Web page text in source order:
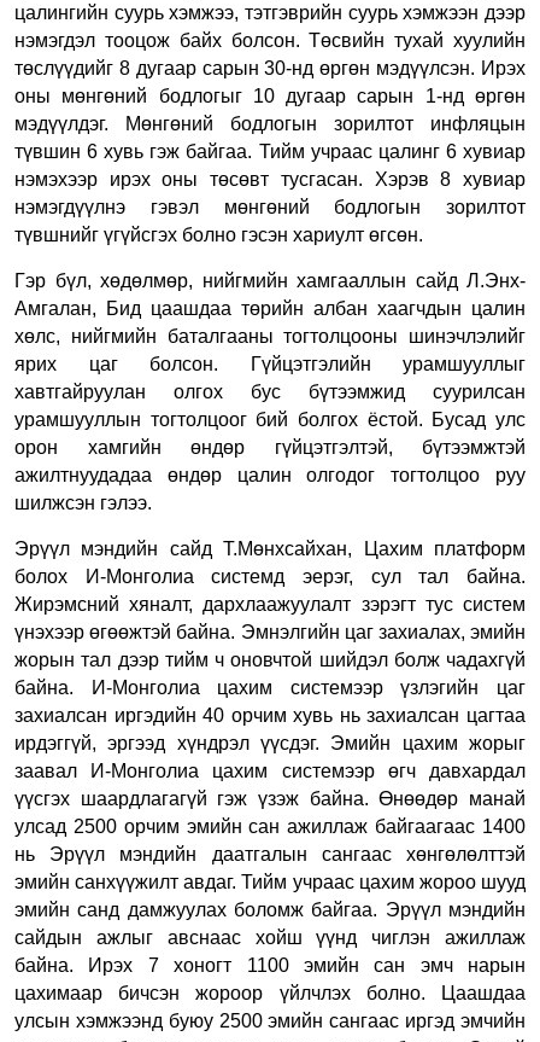
цалингийн суурь хэмжээ, тэтгэврийн суурь хэмжээн дээр
нэмэгдэл тооцож байх болсон. Төсвийн тухай хуулийн
төслүүдийг 8 дугаар сарын 30-нд өргөн мэдүүлсэн. Ирэх
оны мөнгөний бодлогыг 10 дугаар сарын 1-нд өргөн
мэдүүлдэг. Мөнгөний бодлогын зорилтот инфляцын
түвшин 6 хувь гэж байгаа. Тийм учраас цалинг 6 хувиар
нэмэхээр ирэх оны төсөвт тусгасан. Хэрэв 8 хувиар
нэмэгдүүлнэ гэвэл мөнгөний бодлогын зорилтот
түвшнийг үгүйсгэх болно гэсэн хариулт өгсөн.
Гэр бүл, хөдөлмөр, нийгмийн хамгааллын сайд Л.Энх-
Амгалан, Бид цаашдаа төрийн албан хаагчдын цалин
хөлс, нийгмийн баталгааны тогтолцооны шинэчлэлийг
ярих цаг болсон. Гүйцэтгэлийн урамшууллыг
хавтгайруулан олгох бус бүтээмжид суурилсан
урамшууллын тогтолцоог бий болгох ёстой. Бусад улс
орон хамгийн өндөр гүйцэтгэлтэй, бүтээмжтэй
ажилтнуудадаа өндөр цалин олгодог тогтолцоо руу
шилжсэн гэлээ.
Эрүүл мэндийн сайд Т.Мөнхсайхан, Цахим платформ
болох И-Монголиа системд эерэг, сул тал байна.
Жирэмсний хяналт, дархлаажуулалт зэрэгт тус систем
үнэхээр өгөөжтэй байна. Эмнэлгийн цаг захиалах, эмийн
жорын тал дээр тийм ч оновчтой шийдэл болж чадахгүй
байна. И-Монголиа цахим системээр үзлэгийн цаг
захиалсан иргэдийн 40 орчим хувь нь захиалсан цагтаа
ирдэггүй, эргээд хүндрэл үүсдэг. Эмийн цахим жорыг
заавал И-Монголиа цахим системээр өгч давхардал
үүсгэх шаардлагагүй гэж үзэж байна. Өнөөдөр манай
улсад 2500 орчим эмийн сан ажиллаж байгаагаас 1400
нь Эрүүл мэндийн даатгалын сангаас хөнгөлөлттэй
эмийн санхүүжилт авдаг. Тийм учраас цахим жороо шууд
эмийн санд дамжуулах боломж байгаа. Эрүүл мэндийн
сайдын ажлыг авснаас хойш үүнд чиглэн ажиллаж
байна. Ирэх 7 хоногт 1100 эмийн сан эмч нарын
цахимаар бичсэн жороор үйлчлэх болно. Цаашдаа
улсын хэмжээнд буюу 2500 эмийн сангаас иргэд эмчийн